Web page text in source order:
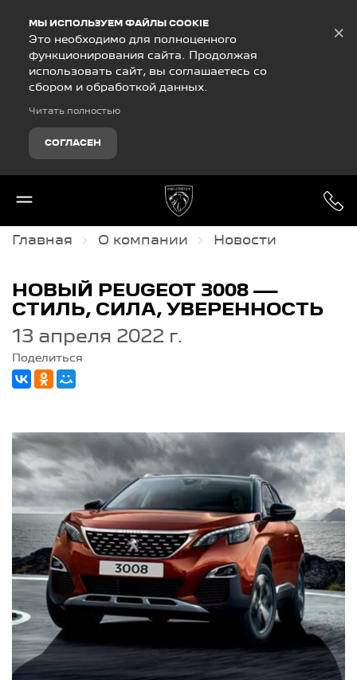
МЫ ИСПОЛЬЗУЕМ ФАЙЛЫ COOKIE
Это необходимо для полноценного
функционирования сайта. Продолжая
использовать сайт, вы соглашаетесь со
сбором и обработкой данных.
Читать полностью
СОГЛАСЕН
×
Главная О компании Новости
НОВЫЙ PEUGEOT 3008 —
СТИЛЬ, СИЛА, УВЕРЕННОСТЬ
13 апреля 2022 г.
Поделиться